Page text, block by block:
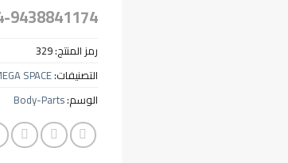
9438841174
رمز المنتج:329
التصنيفات:SPACE
الوسم:Body-Parts